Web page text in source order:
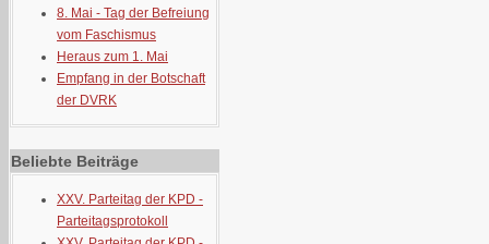
8. Mai - Tag der Befreiung
vom Faschismus
Heraus zum 1. Mai
Empfang in der Botschaft
der DVRK
Beliebte Beiträge
XXV. Parteitag der KPD -
Parteitagsprotokoll